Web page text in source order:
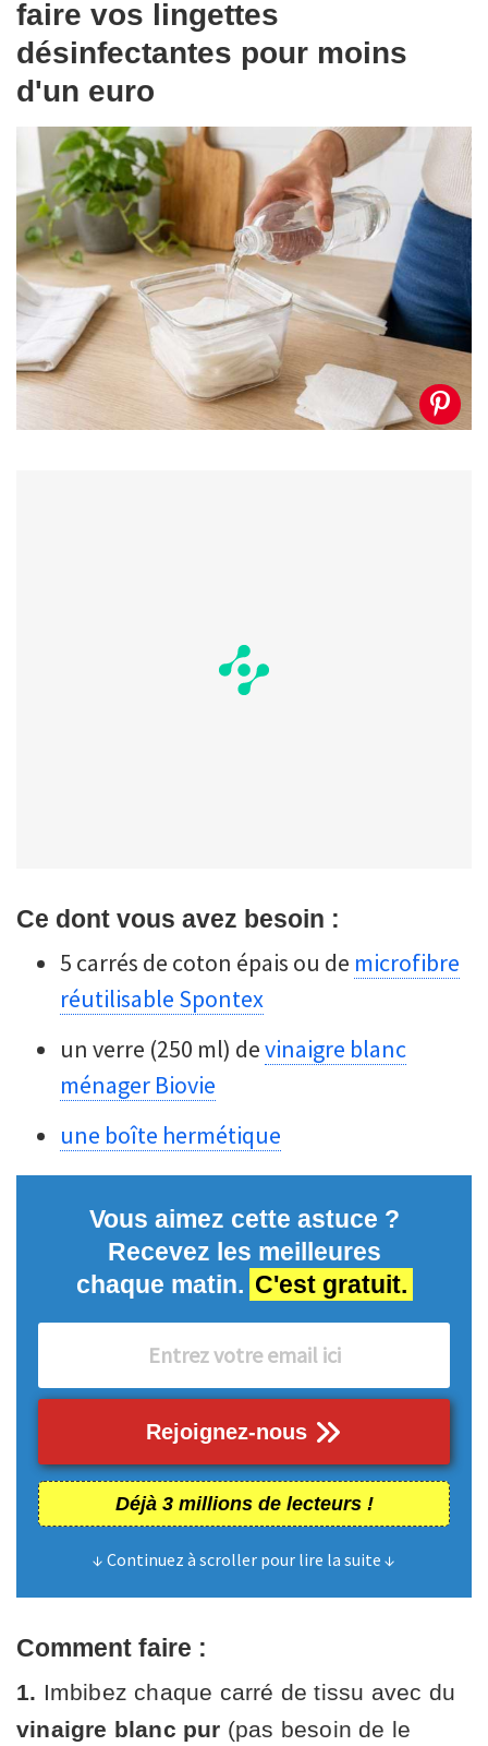
faire vos lingettes
désinfectantes pour moins
d'un euro
Ce dont vous avez besoin :
5 carrés de coton épais ou de microfibre
réutilisable Spontex
un verre (250 ml) devinaigre blanc
ménager Biovie
une boîte hermétique
Vous aimez cette astuce ?
Recevez les meilleures
chaque matin. C'est gratuit.
Rejoignez-nous
Déjà 3 millions de lecteurs !
↓ Continuez à scroller pour lire la suite ↓
Comment faire :
1. Imbibez chaque carré de tissu avec du
vinaigre blanc pur (pas besoin de le